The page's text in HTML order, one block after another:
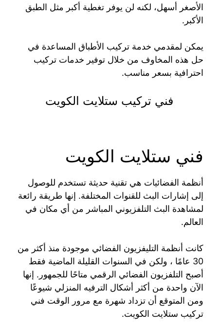
الأصغر أسهل، لكنه لن يوفر تغطية أكبر مثل الطبق
الأكبر.
يمكن لمقدمي خدمة تركيب الأطباق المساعدة في
حل هذه المخاوف من خلال توفير خدمات تركيب
احترافية بسعر مناسب.
فني تركيب ستلايت الكويت
فني ستلايت الكويت
أنظمة الفضائيات هي تقنية حديثة تستخدم للوصول
إلى إشارات البث للقنوات المختلفة. إنها طريقة رائعة
لمشاهدة البث التلفزيوني المباشر من أي مكان في
العالم.
كانت أنظمة التليفزيون الفضائي موجودة منذ أكثر من
30 عامًا ، ولكن في السنوات القليلة الماضية فقط
أصبح التلفزيون الفضائي الرقمي متاحًا للجمهور. إنها
الآن واحدة من أكثر أشكال الترفيه المنزلي شيوعًا
ومن المتوقع أن تزداد شهرة مع مرور الوقت فني
تركيب ستلايت الكويت.